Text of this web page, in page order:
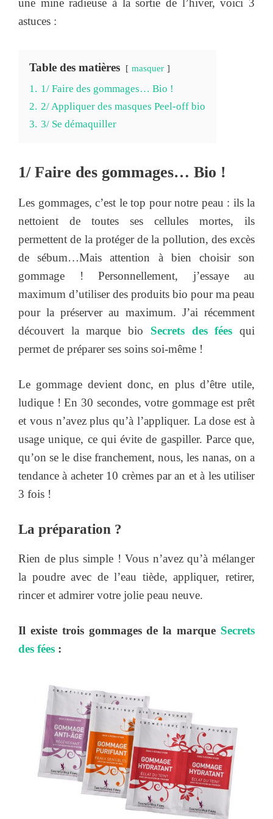
astuces :
Table des matières masquer
1. 1/ Faire des gommages… Bio !
2. 2/ Appliquer des masques Peel-off bio
3. 3/ Se démaquiller
1/ Faire des gommages… Bio !
Les gommages, c’est le top pour notre peau : ils la
nettoient de toutes ses cellules mortes, ils
permettent de la protéger de la pollution, des excès
de sébum…Mais attention à bien choisir son
gommage ! Personnellement, j’essaye au
maximum d’utiliser des produits bio pour ma peau
pour la préserver au maximum. J’ai récemment
découvert la marque bio Secrets des fées qui
permet de préparer ses soins soi-même !
Le gommage devient donc, en plus d’être utile,
ludique ! En 30 secondes, votre gommage est prêt
et vous n’avez plus qu’à l’appliquer. La dose est à
usage unique, ce qui évite de gaspiller. Parce que,
qu’on se le dise franchement, nous, les nanas, on a
tendance à acheter 10 crèmes par an et à les utiliser
3 fois !
La préparation ?
Rien de plus simple ! Vous n’avez qu’à mélanger
la poudre avec de l’eau tiède, appliquer, retirer,
rincer et admirer votre jolie peau neuve.
Il existe trois gommages de la marque Secrets
des fées :